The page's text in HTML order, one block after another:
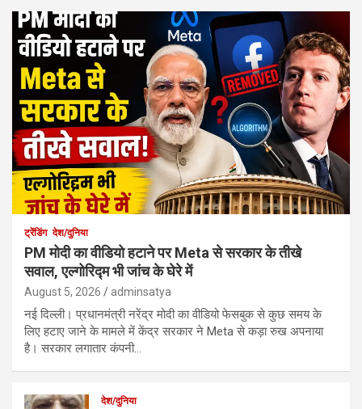
ट्रेंडिंग देश/दुनिया
PM मोदी का वीडियो हटाने पर Meta से सरकार के तीखे
सवाल, एल्गोरिद्म भी जांच के घेरे में
August 5, 2026 adminsatya
नई दिल्ली। प्रधानमंत्री नरेंद्र मोदी का वीडियो फेसबुक से कुछ समय के
लिए हटाए जाने के मामले में केंद्र सरकार ने Meta से कड़ा रुख अपनाया
है। सरकार लगातार कंपनी…
देश/दुनिया